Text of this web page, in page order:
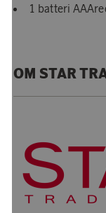
1 batteri
OM STAR